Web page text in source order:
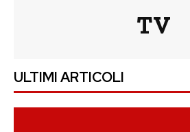
TV
ULTIMI ARTICOLI